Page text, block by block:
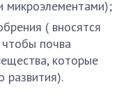
микроэлементами);
( вносятся
почва
которые
развития).